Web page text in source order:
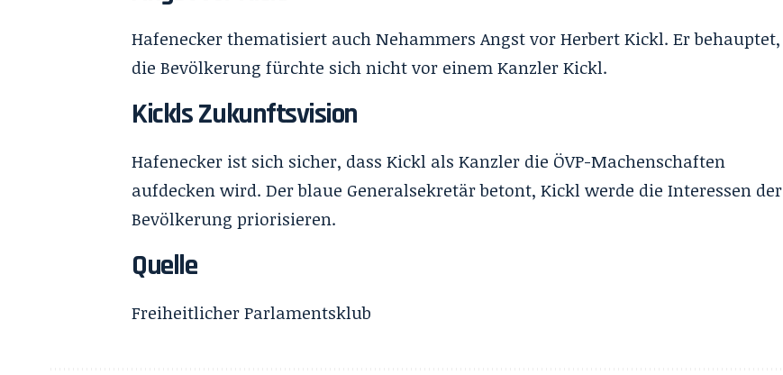
Hafenecker thematisiert auch Nehammers Angst vor Herbert Kickl. Er behauptet,
die Bevölkerung fürchte sich nicht vor einem Kanzler Kickl.
Kickls Zukunftsvision
Hafenecker ist sich sicher, dass Kickl als Kanzler die ÖVP-Machenschaften
aufdecken wird. Der blaue Generalsekretär betont, Kickl werde die Interessen der
Bevölkerung priorisieren.
Quelle
Freiheitlicher Parlamentsklub